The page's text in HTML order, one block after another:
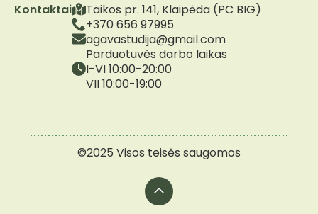
Kontaktai
Taikos pr. 141, Klaipėda (PC BIG)
+370 656 97995
agavastudija@gmail.com
Parduotuvės darbo laikas
I-VI 10:00-20:00
VII 10:00-19:00
©2025 Visos teisės saugomos